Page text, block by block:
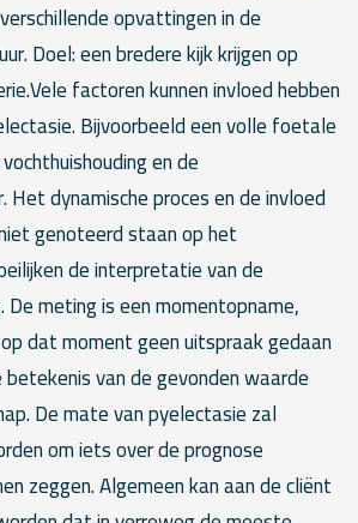
opvattingen in de
Doel: een bredere kijk krijgen op
factoren kunnen invloed hebben
Bijvoorbeeld een volle foetale
en de
Het dynamische proces en de invloed
genoteerd staan op het
de interpretatie van de
meting is een momentopname,
dat moment geen uitspraak gedaan
van de gevonden waarde
De mate van pyelectasie zal
om iets over de prognose
zeggen. Algemeen kan aan de cliënt